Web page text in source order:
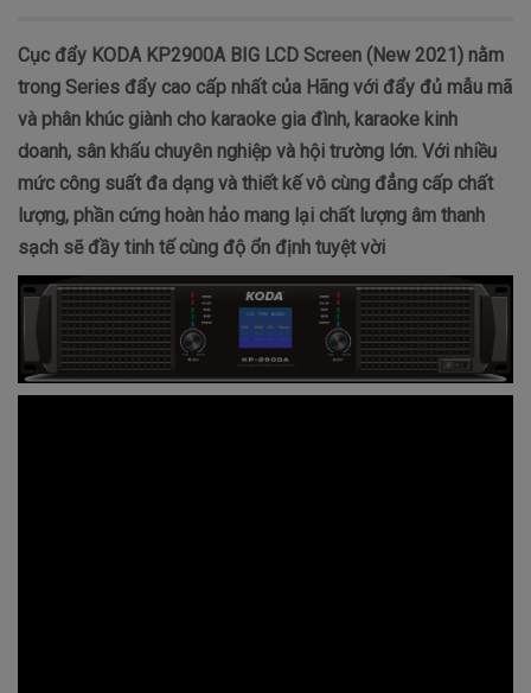
Cục đẩy KODA KP2900A BIG LCD Screen (New 2021) nằm
trong Series đẩy cao cấp nhất của Hãng với đẩy đủ mẫu mã
và phân khúc giành cho karaoke gia đình, karaoke kinh
doanh, sân khấu chuyên nghiệp và hội trường lớn. Với nhiều
mức công suất đa dạng và thiết kế vô cùng đẳng cấp chất
lượng, phần cứng hoàn hảo mang lại chất lượng âm thanh
sạch sẽ đầy tinh tế cùng độ ổn định tuyệt vời